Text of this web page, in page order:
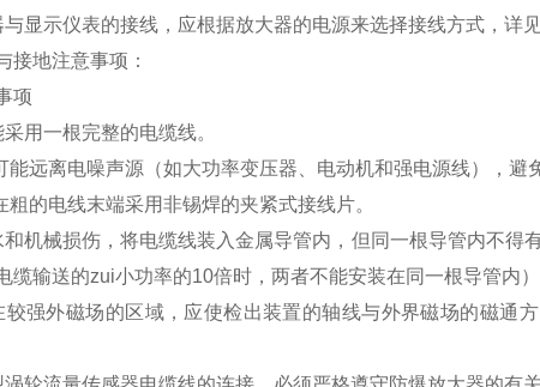
显示仪表的接线，应根据放大器的电源来选择接线方式，详
接地注意事项：
项
用一根完整的电缆线。
能远离电噪声源（如大功率变压器、电动机和强电源线），避
粗的电线末端采用非锡焊的夹紧式接线片。
机械损伤，将电缆线装入金属导管内，但同一根导管内不
缆输送的zui小功率的10倍时，两者不能安装在同一根导管内）
较强外磁场的区域，应使检出装置的轴线与外界磁场的磁通